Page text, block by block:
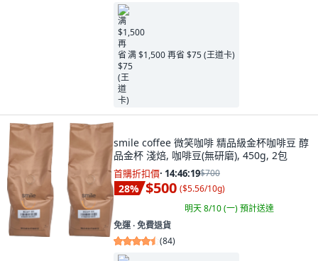
满 $1,500 再省 $75 (王道卡)
smile coffee 微笑咖啡 精品級金杯咖啡豆 醇
品金杯 淺焙, 咖啡豆(無研磨), 450g, 2包
首購折扣價· 14:46:17$700
28% $500 ($5.56/10g)
明天 8/10 (一)預計送達
免運 ∙ 免費退貨
(84)